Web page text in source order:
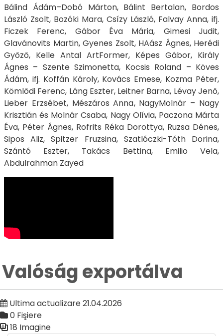
Bálind Ádám–Dobó Márton, Bálint Bertalan, Bordos
László Zsolt, Bozóki Mara, Csízy László, Falvay Anna, ifj.
Ficzek Ferenc, Gábor Éva Mária, Gimesi Judit,
Glavánovits Martin, Gyenes Zsolt, HAász Ágnes, Herédi
Győző, Kelle Antal ArtFormer, Képes Gábor, Király
Ágnes – Szente Szimonetta, Kocsis Roland – Köves
Ádám, ifj. Koffán Károly, Kovács Emese, Kozma Péter,
Kömlődi Ferenc, Láng Eszter, Leitner Barna, Lévay Jenő,
Lieber Erzsébet, Mészáros Anna, NagyMolnár – Nagy
Krisztián és Molnár Csaba, Nagy Olívia, Paczona Márta
Éva, Péter Ágnes, Rofrits Réka Dorottya, Ruzsa Dénes,
Sipos Aliz, Spitzer Fruzsina, Szatlóczki-Tóth Dorina,
Szántó Eszter, Takács Bettina, Emilio Vela,
Abdulrahman Zayed
Valóság exportálva
Ultima actualizare 21.04.2026
0 Fişiere
18 Imagine